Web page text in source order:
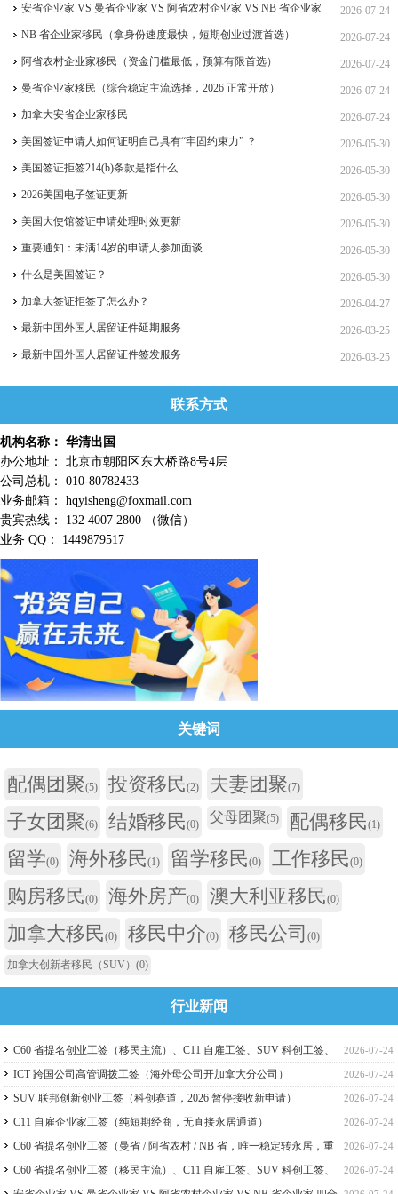
签、ICT 跨国高管工签 2026-07-24
安省企业家 VS 曼省企业家 VS 阿省农村企业家 VS NB 省企业家
四合一详细对比（2026 年 7 月最新官方政策） 2026-07-24
NB 省企业家移民（拿身份速度最快，短期创业过渡首选）
2026-07-24
阿省农村企业家移民（资金门槛最低，预算有限首选）
2026-07-24
曼省企业家移民（综合稳定主流选择，2026 正常开放）
2026-07-24
加拿大安省企业家移民
2026-05-30
美国签证申请人如何证明自己具有“牢固约束力” ？
2026-05-30
美国签证拒签214(b)条款是指什么
2026-05-30
2026美国电子签证更新
2026-05-30
美国大使馆签证申请处理时效更新
2026-05-30
重要通知：未满14岁的申请人参加面谈
2026-05-30
什么是美国签证？
2026-04-27
加拿大签证拒签了怎么办？
2026-03-25
最新中国外国人居留证件延期服务
2026-03-25
最新中国外国人居留证件签发服务
联系方式
机构名称： 华清出国
办公地址： 北京市朝阳区东大桥路8号4层
公司总机： 010-80782433
业务邮箱： hqyisheng@foxmail.com
贵宾热线： 132 4007 2800 （微信）
业务 QQ： 1449879517
关键词
配偶团聚(5) 投资移民(2) 夫妻团聚(7)
子女团聚(6) 结婚移民(0) 父母团聚(5) 配偶移民(1)
留学(0) 海外移民(1) 留学移民(0) 工作移民(0)
购房移民(0) 海外房产(0) 澳大利亚移民(0)
加拿大移民(0) 移民中介(0) 移民公司 (0)
加拿大创新者移民（SUV） (0)
行业新闻
2026-07-24
C60 省提名创业工签（移民主流）、C11 自雇工签、SUV 科创工签、
ICT 跨国高管工签比较
2026-07-24
ICT 跨国公司高管调拨工签（海外母公司开加拿大分公司）
2026-07-24
SUV 联邦创新创业工签（科创赛道，2026 暂停接收新申请）
2026-07-24
C11 自雇企业家工签（纯短期经商，无直接永居通道）
2026-07-24
C60 省提名创业工签（曼省 / 阿省农村 / NB 省，唯一稳定转永居，重
点）
2026-07-24
C60 省提名创业工签（移民主流）、C11 自雇工签、SUV 科创工签、